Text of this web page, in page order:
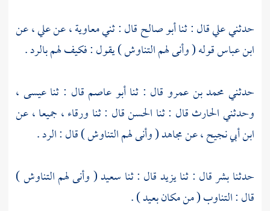
حدثنيعليقال : ثناأبو صالحقال : ثنيمعاوية ،عنعلي ،عن
ابن عباسقوله ( وأنى لهم التناوش ) يقول : فكيف لهم بالرد .
حدثني محمد بن عمرو قال : ثناأبو عاصم قال : ثناعيسى ،
وحدثنيالحارثقال : ثنا الحسنقال : ثنا ورقاء ، جميعا ، عن
ابن أبي نجيح ،عنمجاهد( وأنى لهم التناوش ) قال : الرد .
حدثنابشرقال : ثنايزيدقال : ثنا سعيد( وأنى لهم التناوش )
قال : التناوب ( من مكان بعيد ) .